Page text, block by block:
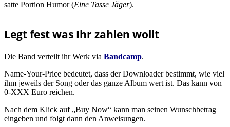
satte Portion Humor (Eine Tasse Jäger).
Legt fest was Ihr zahlen wollt
Die Band verteilt ihr Werk via Bandcamp.
Name-Your-Price bedeutet, dass der Downloader bestimmt, wie viel
ihm jeweils der Song oder das ganze Album wert ist. Das kann von
0-XXX Euro reichen.
Nach dem Klick auf „Buy Now“ kann man seinen Wunschbetrag
eingeben und folgt dann den Anweisungen.